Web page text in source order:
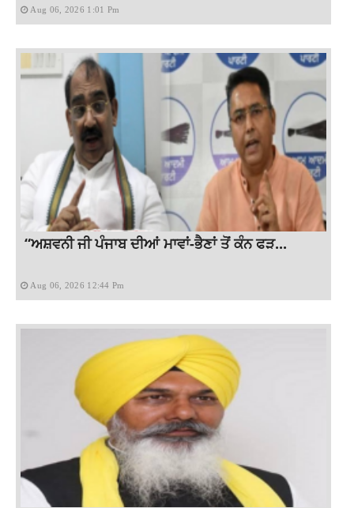
Aug 06, 2026 1:01 Pm
“ਅਸ਼ਵਨੀ ਜੀ ਪੰਜਾਬ ਦੀਆਂ ਮਾਵਾਂ-ਭੈਣਾਂ ਤੋਂ ਕੰਨ ਫੜ...
Aug 06, 2026 12:44 Pm